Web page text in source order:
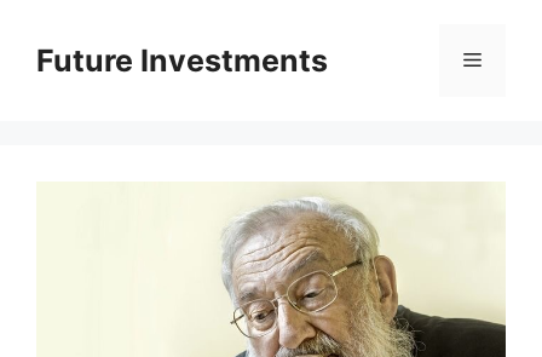
вмістуFuture Investments Меню